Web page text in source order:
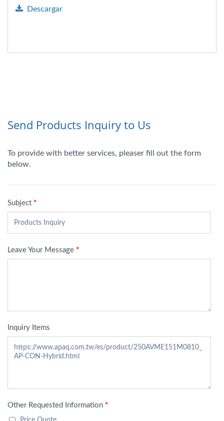
Descargar